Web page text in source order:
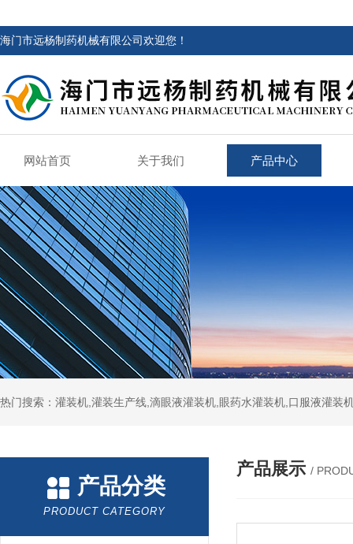
海门市远杨制药机械有限公司欢迎您！
网站首页 关于我们 产品中心
热门搜索：灌装机,灌装生产线,滴眼液灌装机,眼药水灌装机,口服液灌装
产品分类
PRODUCT CATEGORY
产品展示 /